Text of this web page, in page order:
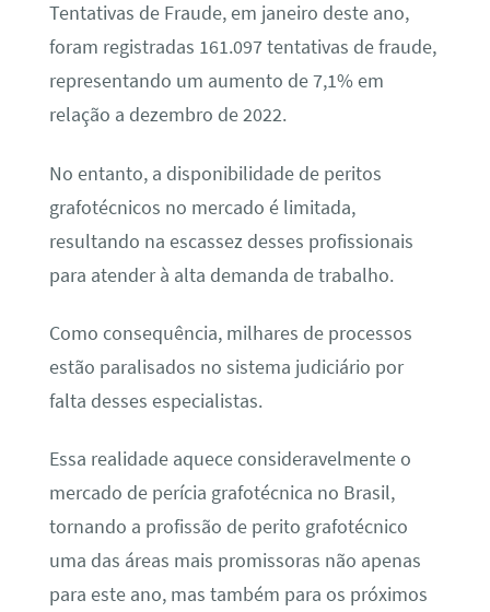
Tentativas de Fraude, em janeiro deste ano,
foram registradas 161.097 tentativas de fraude,
representando um aumento de 7,1% em
relação a dezembro de 2022.
No entanto, a disponibilidade de peritos
grafotécnicos no mercado é limitada,
resultando na escassez desses profissionais
para atender à alta demanda de trabalho.
Como consequência, milhares de processos
estão paralisados no sistema judiciário por
falta desses especialistas.
Essa realidade aquece consideravelmente o
mercado de perícia grafotécnica no Brasil,
tornando a profissão de perito grafotécnico
uma das áreas mais promissoras não apenas
para este ano, mas também para os próximos